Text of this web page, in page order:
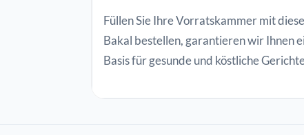
Füllen Sie Ihre Vorratskammer mit
Bakal bestellen, garantieren wir Ihnen
Basis für gesunde und köstliche